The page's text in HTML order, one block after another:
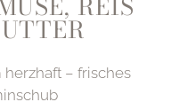
– frisches